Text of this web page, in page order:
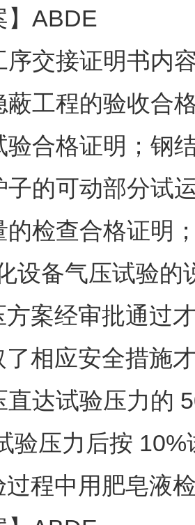
】ABDE
序交接证明书内
蔽工程的验收合
验合格证明；钢
子的可动部分试
的检查合格证明
设备气压试验的
案经审批通过
了相应安全措施
直达试验压力的
验压力后按
过程中用肥皂液